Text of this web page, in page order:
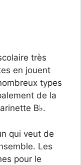
très
en jouent
types
de la
B♭.
qui veut de
Les
pour le